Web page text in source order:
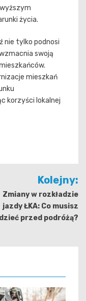
życia.
nie tylko podnosi
swoją
mieszkań
korzyści lokalnej
Kolejny:
Zmiany w rozkładzie
jazdy ŁKA: Co musisz
przed podróżą?